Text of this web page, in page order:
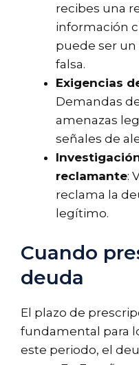
recibes una
información
puede ser
falsa.
Exigencias
Demandas
amenazas
señales de
reclamante:
reclama la
legítimo.
Cuando
deuda
El plazo de
fundamental para
este periodo, el